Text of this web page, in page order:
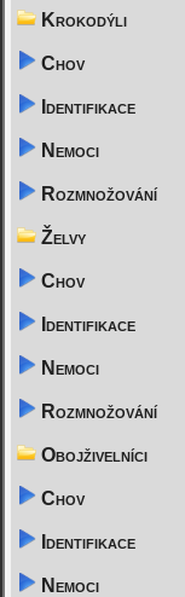
Krokodýli
Chov
Identifikace
Nemoci
Rozmnožování
Želvy
Chov
Identifikace
Nemoci
Rozmnožování
Obojživelníci
Chov
Identifikace
Nemoci